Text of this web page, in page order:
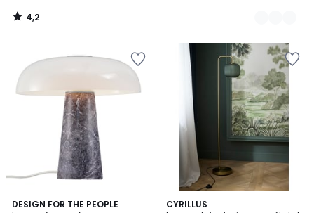
4,2
/
DESIGN FOR THE PEOPLE
2
CYRILLUS
2